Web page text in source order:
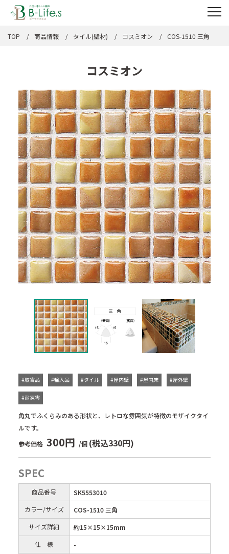
TOP 商品情報 タイル(壁材) コスミオン COS-1510 三角
コスミオン
角丸でふくらみのある形状と、レトロな雰囲気が特徴のモザイクタイ
ルです。
#取寄品 #輸入品 #タイル #屋内壁 #屋内床 #屋外壁
#耐凍害
参考価格 300円 /個 (税込330円)
SPEC
商品番号
SK5553010
カラー/サイズ
COS-1510 三角
サイズ詳細
約15×15×15mm
仕 様
-